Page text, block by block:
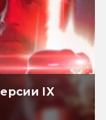
IX